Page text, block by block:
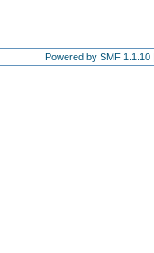
Powered by SMF 1.1.10